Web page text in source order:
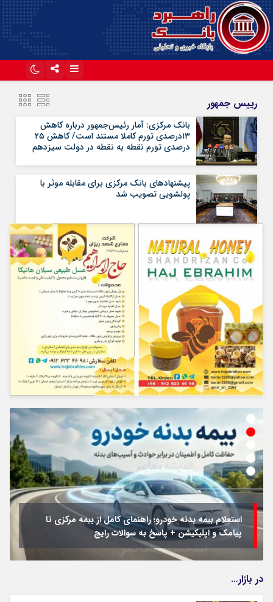
آپارات
رییس جمهور
بانک مرکزی: آمار رئیس‌جمهور درباره کاهش
۱۳درصدی تورم کاملا مستند است/ کاهش ۲۵
درصدی تورم نقطه به نقطه در دولت سیزدهم
پیشنهادهای بانک مرکزی برای مقابله موثر با
پولشویی تصویب شد
جزئیات فعال‌سازی «کیف پول ایران» اعلام شد
در بازار…